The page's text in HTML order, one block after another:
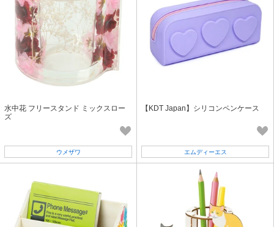
水中花 フリースタンド ミックスロー
ズ
ウメザワ
【KDT Japan】シリコンペンケース
エムディーエス